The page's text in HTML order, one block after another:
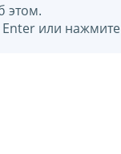
этом.
или нажмите